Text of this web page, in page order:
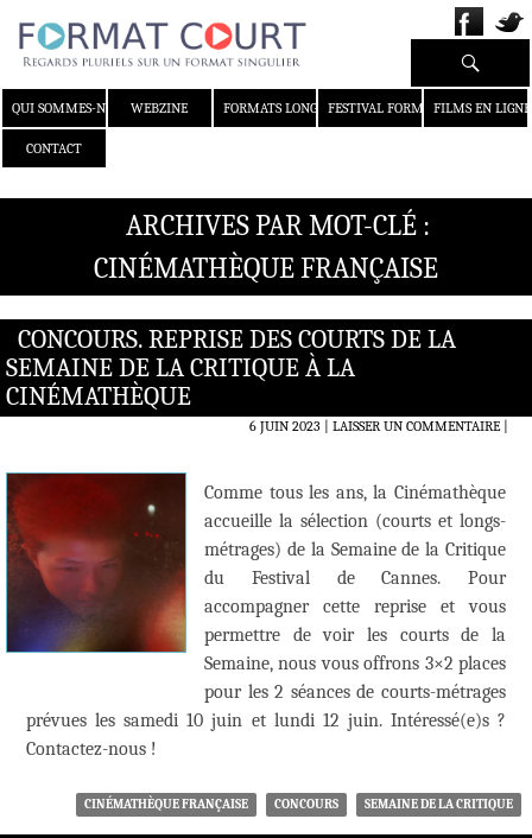
QUI SOMMES-NOUS ?WEBZINE FORMATS LONGS FESTIVAL FORMAT COURT
FILMS EN LIGNE
CONTACT
Recherche
ARCHIVES PAR MOT-CLÉ :
CINÉMATHÈQUE FRANÇAISE
CONCOURS. REPRISE DES COURTS DE LA
SEMAINE DE LA CRITIQUE À LA
CINÉMATHÈQUE
6 JUIN 2023 LAISSER UN COMMENTAIRE|
Comme tous les ans, la Cinémathèque
accueille la sélection (courts et longs-
métrages) de la Semaine de la Critique
du Festival de Cannes. Pour
accompagner cette reprise et vous
permettre de voir les courts de la
Semaine, nous vous offrons 3×2 places
pour les 2 séances de courts-métrages
prévues les samedi 10 juin et lundi 12 juin. Intéressé(e)s ?
Contactez-nous !
CINÉMATHÈQUE FRANÇAISE CONCOURS SEMAINE DE LA CRITIQUE